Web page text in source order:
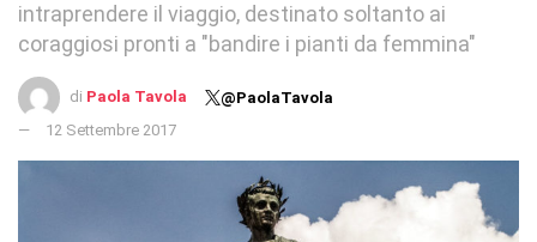
intraprendere il viaggio, destinato soltanto ai
coraggiosi pronti a "bandire i pianti da femmina"
di Paola Tavola
@PaolaTavola
12 Settembre 2017